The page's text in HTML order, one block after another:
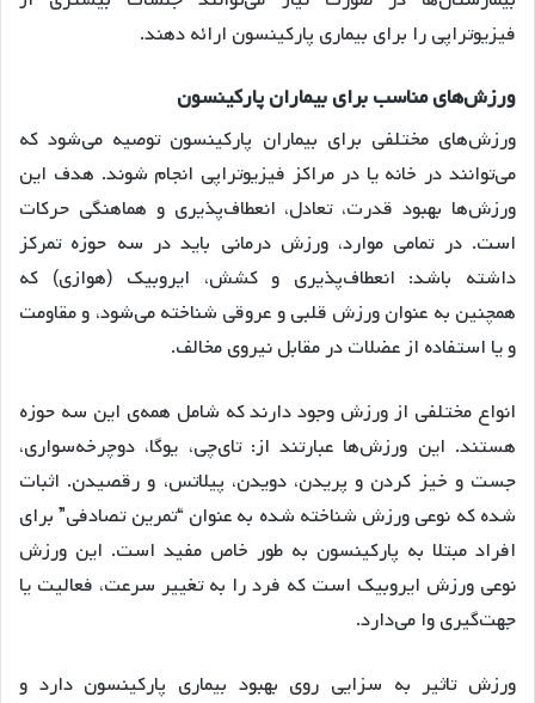
فیزیوتراپی را برای بیماری پارکینسون ارائه دهند.
ورزش‌های مناسب برای بیماران پارکینسون
ورزش‌های مختلفی برای بیماران پارکینسون توصیه می‌شود که
می‌توانند در خانه یا در مراکز فیزیوتراپی انجام شوند. هدف این
ورزش‌ها بهبود قدرت، تعادل، انعطاف‌پذیری و هماهنگی حرکات
است. در تمامی موارد، ورزش درمانی باید در سه حوزه تمرکز
داشته باشد: انعطاف‌پذیری و کشش، ایروبیک (هوازی) که
همچنین به عنوان ورزش قلبی و عروقی شناخته می‌شود، و مقاومت
و یا استفاده از عضلات در مقابل نیروی مخالف.
انواع مختلفی از ورزش وجود دارند که شامل همه‌ی این سه حوزه
هستند. این ورزش‌ها عبارتند از: تای‌چی، یوگا، دوچرخه‌سواری،
جست و خیز کردن و پریدن، دویدن، پیلاتس، و رقصیدن. اثبات
شده که نوعی ورزش شناخته شده به عنوان “تمرین تصادفی” برای
افراد مبتلا به پارکینسون به طور خاص مفید است. این ورزش
نوعی ورزش ایروبیک است که فرد را به تغییر سرعت، فعالیت یا
جهت‌گیری وا می‌دارد.
ورزش تاثیر به سزایی روی بهبود بیماری پارکینسون دارد و